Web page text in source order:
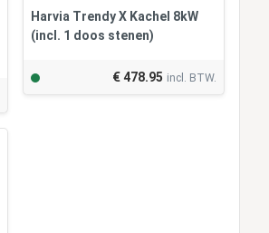
Harvia Trendy X Kachel 8kW
(incl. 1 doos stenen)
€ 478.95 incl. BTW.